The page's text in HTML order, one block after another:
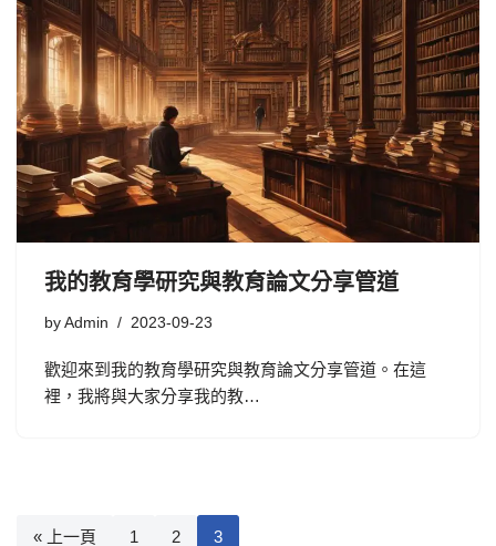
我的教育學研究與教育論文分享管道
by Admin 2023-09-23
歡迎來到我的教育學研究與教育論文分享管道。在這
裡，我將與大家分享我的教…
« 上一頁 1 2 3